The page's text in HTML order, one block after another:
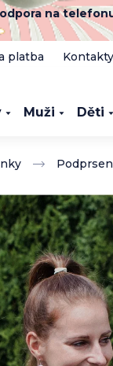
na
platba Kontakty
Muži Děti